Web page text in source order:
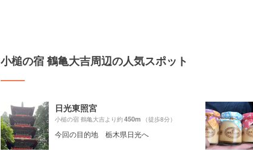
小槌の宿 鶴亀大吉周辺の人気スポット
日光東照宮
小槌の宿 鶴亀大吉より約450m （徒歩8分）
今回の目的地 栃木県日光へ